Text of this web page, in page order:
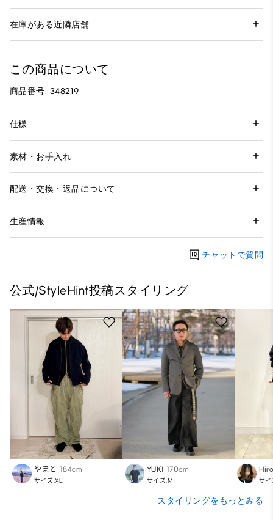
在庫がある近隣店舗
この商品について
商品番号: 348219
仕様
素材・お手入れ
配送・交換・返品について
生産情報
チャットで質問
公式/StyleHint投稿スタイリング
やまと 184cm
サイズ:XL
YUKI 170cm
サイズ:M サ
スタイリングをもっとみる